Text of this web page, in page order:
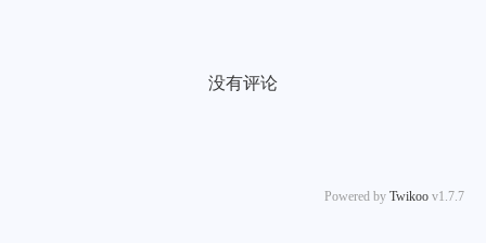
没有评论
Powered by Twikoo v1.7.7